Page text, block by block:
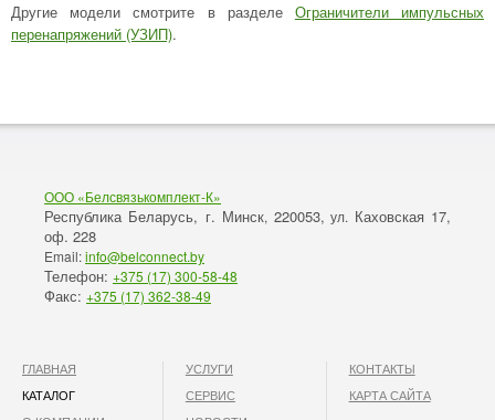
Другие модели смотрите в разделе Ограничители импульсных
перенапряжений (УЗИП).
ООО «Белсвязькомплект-К»
Республика Беларусь, г. Минск, 220053, ул. Каховская 17,
оф. 228
Email:info@belconnect.by
Телефон: +375 (17) 300-58-48
Факс: +375 (17) 362-38-49
ГЛАВНАЯ
КАТАЛОГ
УСЛУГИ
СЕРВИС
КОНТАКТЫ
КАРТА САЙТА